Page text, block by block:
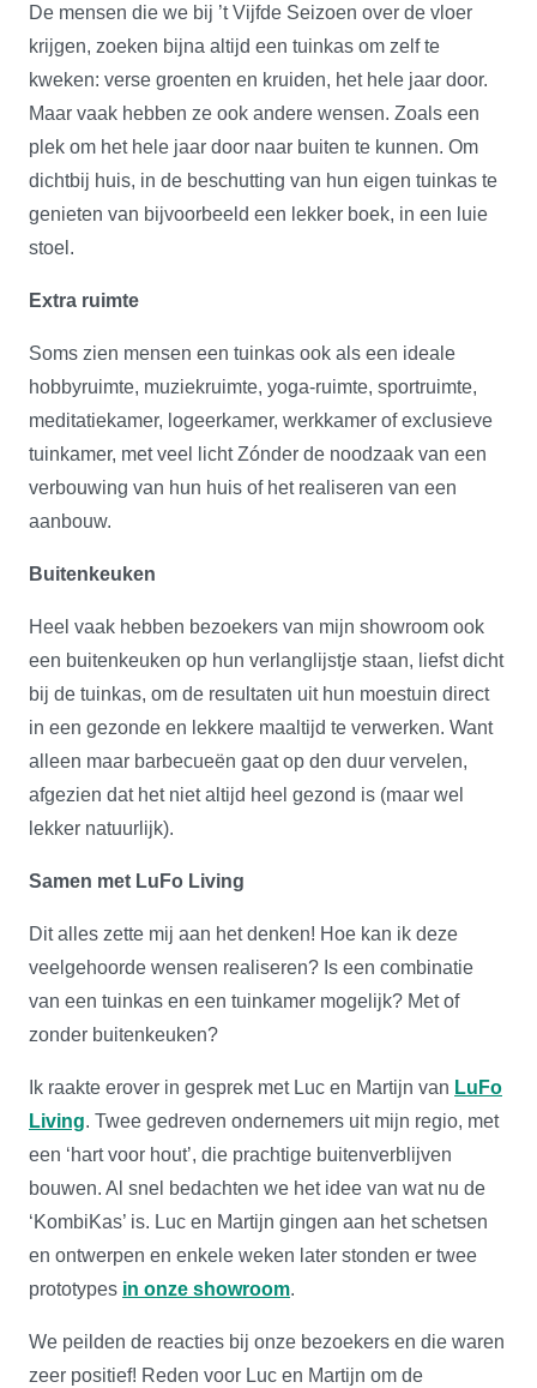
De mensen die we bij ’t Vijfde Seizoen over de vloer
krijgen, zoeken bijna altijd een tuinkas om zelf te
kweken: verse groenten en kruiden, het hele jaar door.
Maar vaak hebben ze ook andere wensen. Zoals een
plek om het hele jaar door naar buiten te kunnen. Om
dichtbij huis, in de beschutting van hun eigen tuinkas te
genieten van bijvoorbeeld een lekker boek, in een luie
stoel.
Extra ruimte
Soms zien mensen een tuinkas ook als een ideale
hobbyruimte, muziekruimte, yoga-ruimte, sportruimte,
meditatiekamer, logeerkamer, werkkamer of exclusieve
tuinkamer, met veel licht Zónder de noodzaak van een
verbouwing van hun huis of het realiseren van een
aanbouw.
Buitenkeuken
Heel vaak hebben bezoekers van mijn showroom ook
een buitenkeuken op hun verlanglijstje staan, liefst dicht
bij de tuinkas, om de resultaten uit hun moestuin direct
in een gezonde en lekkere maaltijd te verwerken. Want
alleen maar barbecueën gaat op den duur vervelen,
afgezien dat het niet altijd heel gezond is (maar wel
lekker natuurlijk).
Samen met LuFo Living
Dit alles zette mij aan het denken! Hoe kan ik deze
veelgehoorde wensen realiseren? Is een combinatie
van een tuinkas en een tuinkamer mogelijk? Met of
zonder buitenkeuken?
Ik raakte erover in gesprek met Luc en Martijn van LuFo
Living. Twee gedreven ondernemers uit mijn regio, met
een ‘hart voor hout’, die prachtige buitenverblijven
bouwen. Al snel bedachten we het idee van wat nu de
‘KombiKas’ is. Luc en Martijn gingen aan het schetsen
en ontwerpen en enkele weken later stonden er twee
prototypes in onze showroom.
We peilden de reacties bij onze bezoekers en die waren
zeer positief! Reden voor Luc en Martijn om de